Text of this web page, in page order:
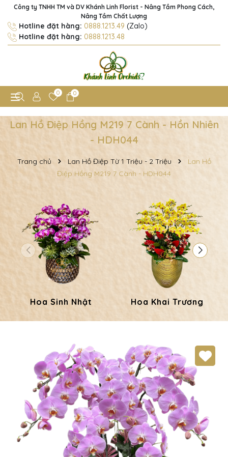
Công ty TNHH TM và DV Khánh Linh Florist - Nâng Tầm Phong Cách,
Nâng Tầm Chất Lượng
Hotline đặt hàng: 0888.1213.49 (Zalo)
Hotline đặt hàng: 0888.1213.48
0 0
Lan Hồ Điệp Hồng M219 7 Cành - Hồn Nhiên
- HDH044
Trang chủ Lan Hồ Điệp Từ 1 Triệu - 2 Triệu
Lan Hồ
Điệp Hồng M219 7 Cành - HDH044
Hoa Sinh Nhật Hoa Khai Trương